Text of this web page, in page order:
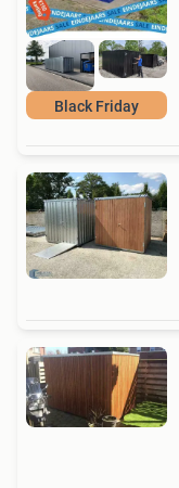
Black Friday